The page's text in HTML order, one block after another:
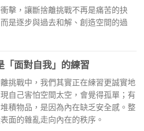
擊，讓斷捨離挑戰不再是痛苦的抉
是逐步與過去和解、創造空間的過
「面對自我」的練習
挑戰中，我們其實正在練習更誠實地
自己害怕空間太空，會覺得孤單；有
積物品，是因為內在缺乏安全感。整
面的雜亂走向內在的秩序。